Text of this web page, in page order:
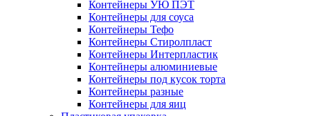
Контейнеры УЮ ПЭТ
Контейнеры для соуса
Контейнеры Тефо
Контейнеры Стиролпласт
Контейнеры Интерпластик
Контейнеры алюминиевые
Контейнеры под кусок торта
Контейнеры разные
Контейнеры для яиц